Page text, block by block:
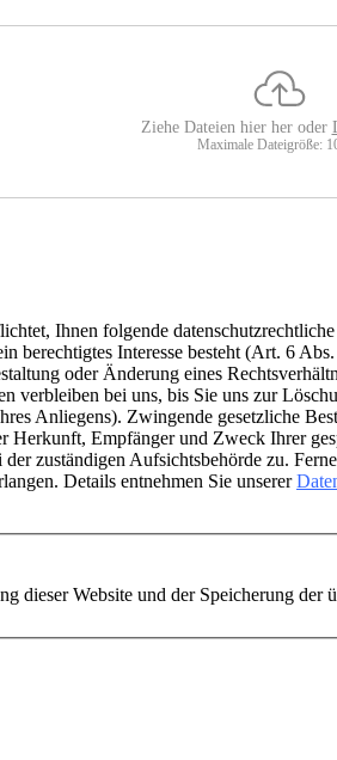
Ziehe Dateien hier her oder
Maximale Dateigröße:
Ihnen folgende
berechtigtes Interesse besteht (Art. 6
oder Änderung eines
verbleiben bei uns, bis Sie uns zur
Anliegens). Zwingende gesetzliche
Empfänger und Zweck Ihrer
zuständigen Aufsichtsbehörde zu.
Details entnehmen Sie unserer
dieser Website und der Speicherung der